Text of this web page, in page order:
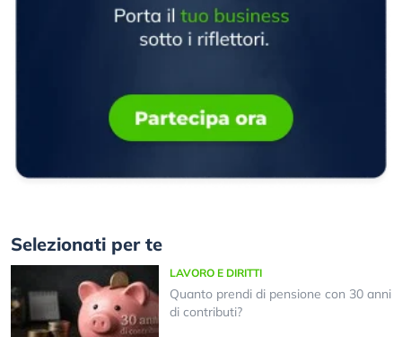
Selezionati per te
LAVORO E DIRITTI
Quanto prendi di pensione con 30 anni
di contributi?